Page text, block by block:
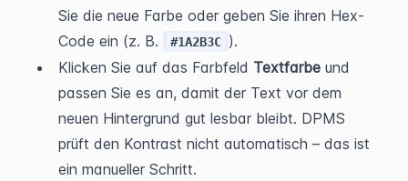
Sie die neue Farbe oder geben Sie ihren Hex-
Code ein (z. B.
#1A2B3C ).
Klicken Sie auf das Farbfeld Textfarbe und
passen Sie es an, damit der Text vor dem
neuen Hintergrund gut lesbar bleibt. DPMS
prüft den Kontrast nicht automatisch – das ist
ein manueller Schritt.